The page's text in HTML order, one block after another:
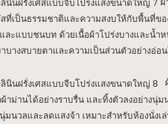
สที่เป็นธรรมชาติและความสงบให้กับพื้นที่
ละแบบชนบท ด้วยเนื้อผ้าโปร่งบางและน้ำ
าบางสบายตาและความเป็นส่วนตัวอย่างอ่อ
ผ้าม่านได้อย่างราบรื่น และทิ้งตัวลงอย่างนุ่
มนวลและลดแสงจ้า เหมาะสำหรับห้องนั่ง